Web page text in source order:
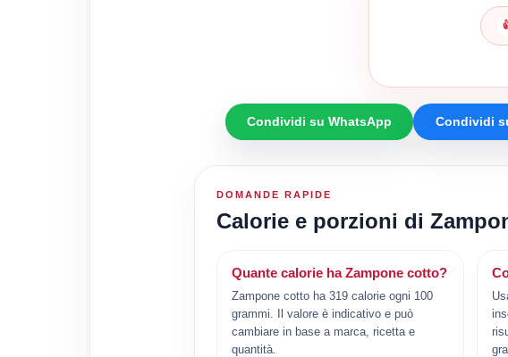
Condividi su WhatsApp Condividi
DOMANDE RAPIDE
Calorie e porzioni di
Quante calorie ha Zampone cotto?
Zampone cotto ha 319 calorie ogni 100
grammi. Il valore è indicativo e può
cambiare in base a marca, ricetta e
quantità.